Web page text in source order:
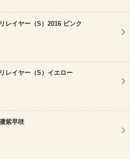
レイヤー（S）2016 ピンク
レイヤー（S）イエロー
紫早咲